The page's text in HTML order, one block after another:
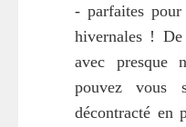
- parfaites
hivernales !
avec presque
pouvez
décontracté en